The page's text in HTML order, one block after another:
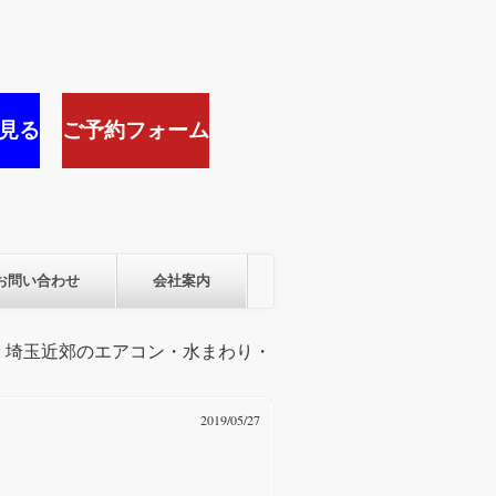
ご予約フォーム
る
問い合わせ 会社案内
玉近郊のエアコン・水まわり・
2019/05/27